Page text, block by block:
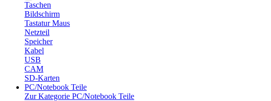
Taschen
Bildschirm
Tastatur Maus
Netzteil
Speicher
Kabel
USB
CAM
SD-Karten
PC/Notebook Teile
Zur Kategorie PC/Notebook Teile